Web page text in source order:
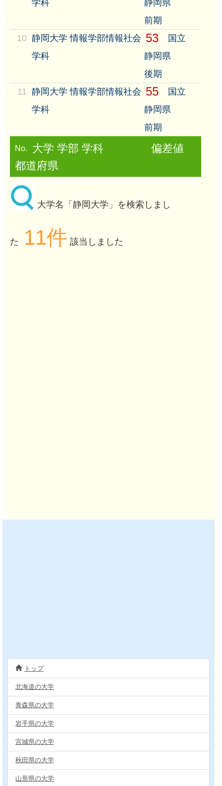
学科
静岡県
前期
10 静岡大学 情報学部情報社会
学科
53
国立
静岡県
後期
11
静岡大学 情報学部情報社会
学科
55
国立
静岡県
前期
No. 大学 学部 学科
偏差値
都道府県
大学名「静岡大学」を検索しまし
た 11件 該当しました
トップ
北海道の大学
青森県の大学
岩手県の大学
宮城県の大学
秋田県の大学
山形県の大学